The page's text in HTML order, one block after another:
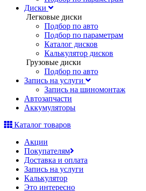
Диски
Легковые диски
Подбор по авто
Подбор по параметрам
Каталог дисков
Калькулятор дисков
Грузовые диски
Подбор по авто
Запись на услуги
Запись на шиномонтаж
Автозапчасти
Аккумуляторы
Каталог товаров
Акции
Покупателям
Доставка и оплата
Запись на услуги
Калькулятор
Это интересно